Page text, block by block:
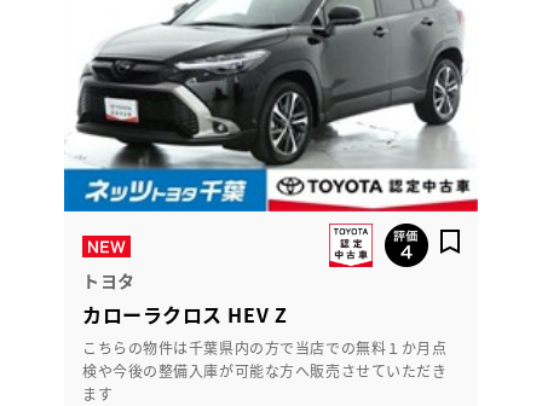
トヨタ
カローラクロス HEV Z
こちらの物件は千葉県内の方で当店での無料１か月点
検や今後の整備入庫が可能な方へ販売させていただき
ます